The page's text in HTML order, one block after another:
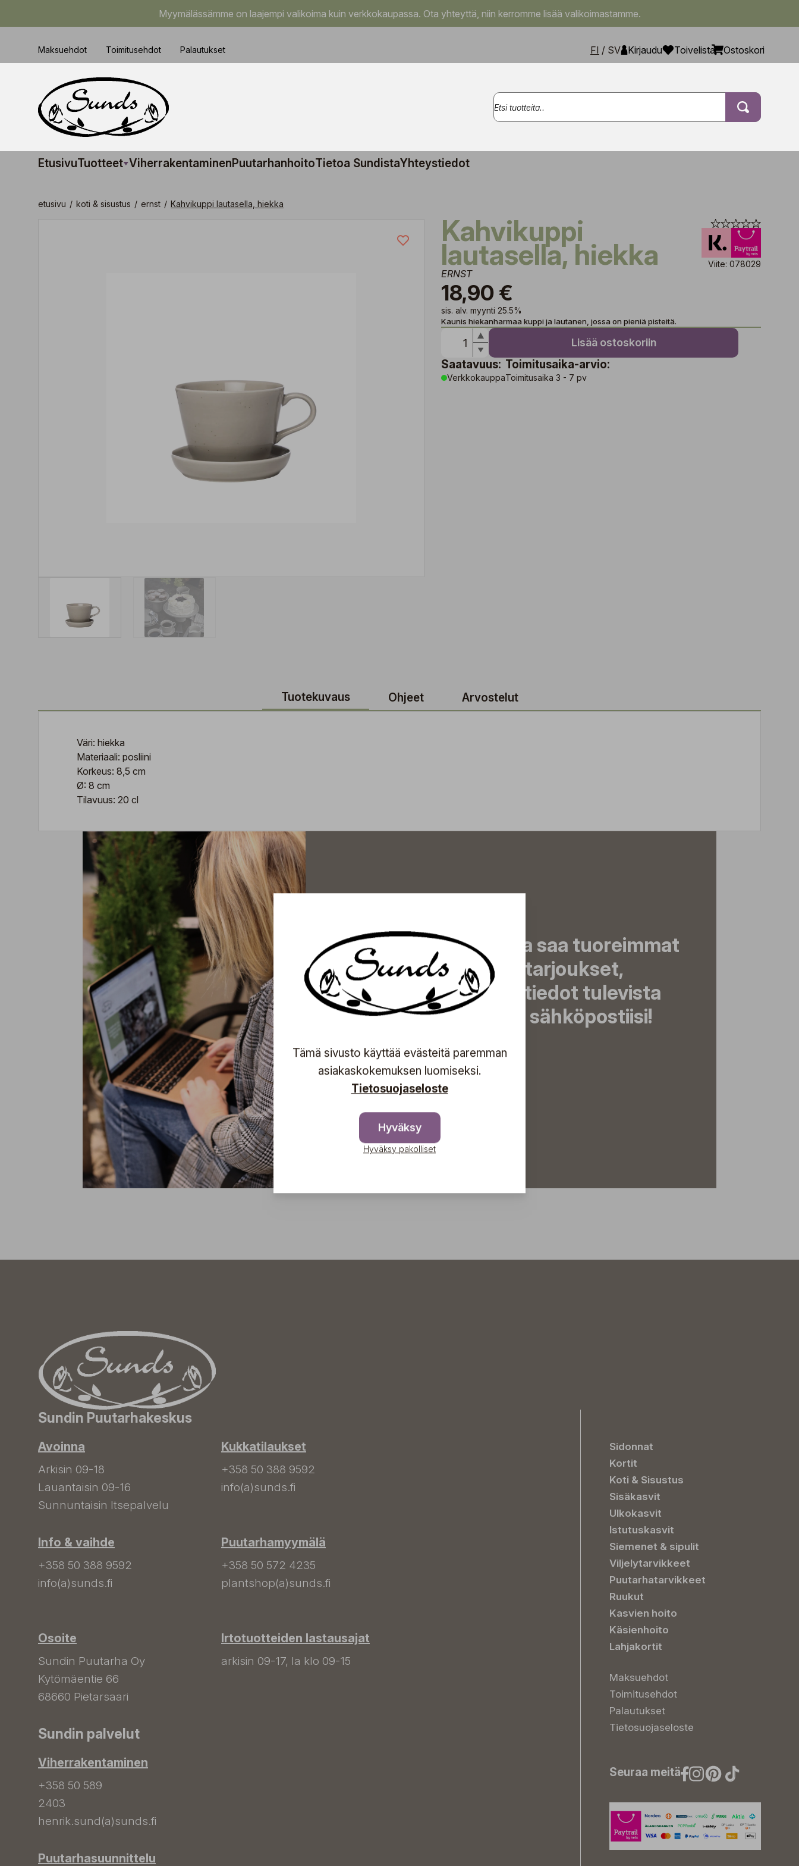
Myymälässämme on laajempi valikoima kuin verkkokaupassa. Ota yhteyttä, niin kerromme lisää valikoimastamme.
Maksuehdot Toimitusehdot Palautukset FI / SV Kirjaudu Toivelista Ostoskori
EtusivuTuotteet ViherrakentaminenPuutarhanhoitoTietoa SundistaYhteystiedot
etusivu / koti & sisustus / ernst / Kahvikuppi lautasella, hiekka
Kahvikuppi
lautasella, hiekka
ERNST
18,90 €
sis. alv. myynti 25.5%
Viite: 078029
Kaunis hiekanharmaa kuppi ja lautanen, jossa on pieniä pisteitä.
Lisää ostoskoriin
Saatavuus:
Verkkokauppa
Toimitusaika-arvio:
Toimitusaika 3 - 7 pv
Tuotekuvaus Ohjeet Arvostelut
Väri: hiekka
Materiaali: posliini
Korkeus: 8,5 cm
Ø: 8 cm
Tilavuus: 20 cl
Tilaa uutiskirjeemme ja saa tuoreimmat
uutiset, eksklusiiviset tarjoukset,
inspiroivat vinkit sekä tiedot tulevista
tapahtumista suoraan sähköpostiisi!
Tilaa
Sundin Puutarhakeskus
Avoinna
Arkisin 09-18
Lauantaisin 09-16
Sunnuntaisin Itsepalvelu
Info & vaihde
+358 50 388 9592
info(a)sunds.fi
Osoite
Sundin Puutarha Oy
Kytömäentie 66
68660 Pietarsaari
Kukkatilaukset
+358 50 388 9592
info(a)sunds.fi
Puutarhamyymälä
+358 50 572 4235
plantshop(a)sunds.fi
Irtotuotteiden lastausajat
arkisin 09-17, la klo 09-15
Sundin palvelut
Viherrakentaminen
+358 50 589
2403
henrik.sund(a)sunds.fi
Puutarhasuunnittelu
Sidonnat
Kortit
Koti & Sisustus
Sisäkasvit
Ulkokasvit
Istutuskasvit
Siemenet & sipulit
Viljelytarvikkeet
Puutarhatarvikkeet
Ruukut
Kasvien hoito
Käsienhoito
Lahjakortit
Maksuehdot
Toimitusehdot
Palautukset
Tietosuojaseloste
Seuraa meitä
Tämä sivusto käyttää evästeitä paremman
asiakaskokemuksen luomiseksi.
Tietosuojaseloste
Hyväksy
Hyväksy pakolliset